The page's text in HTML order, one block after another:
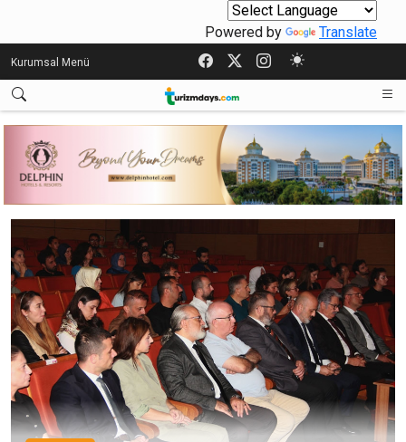
Powered by Translate
Kurumsal Menü